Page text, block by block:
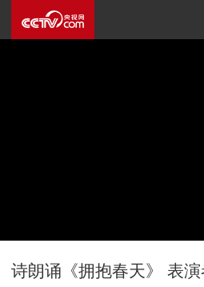
诗朗诵《拥抱春天》 表